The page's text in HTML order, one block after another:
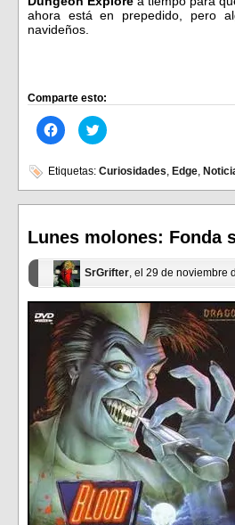
ahora está en prepedido, pero
navideños.
Comparte esto:
Haz
clic
en
Facebook
(Se
abre
ventana
nueva)
Haz
clic
en
(Se
abre
ventana
nueva)
Etiquetas: Curiosidades, Edge,
Lunes molones: Fonda
SrGrifter, el 29 de noviembre